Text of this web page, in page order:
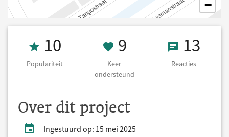
−
Populariteit 10
10
Populariteit
9 Keer
9
Keer
ondersteund
1313
Reacties
Over dit project
Ingestuurd op: 15 mei 2025